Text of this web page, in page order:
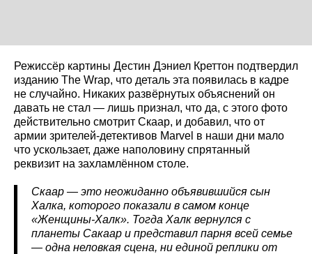
Режиссёр картины Дестин Дэниел Креттон подтвердил
изданию The Wrap, что деталь эта появилась в кадре
не случайно. Никаких развёрнутых объяснений он
давать не стал — лишь признал, что да, с этого фото
действительно смотрит Скаар, и добавил, что от
армии зрителей-детективов Marvel в наши дни мало
что ускользает, даже наполовину спрятанный
реквизит на захламлённом столе.
Скаар — это неожиданно объявившийся сын
Халка, которого показали в самом конце
«Женщины-Халк». Тогда Халк вернулся с
планеты Сакаар и представил парня всей семье
— одна неловкая сцена, ни единой реплики от